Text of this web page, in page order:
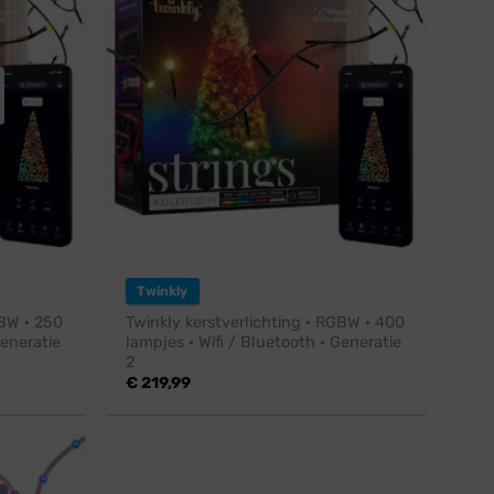
· 250
Twinkly
Twinkly kerstverlichting · RGBW · 400
lampjes · Wifi / Bluetooth · Generatie
2
€219,99